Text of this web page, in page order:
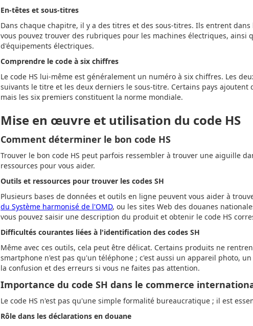
En-têtes et sous-titres
Dans chaque chapitre, il y a des titres et des sous-titres. Ils entrent
vous pouvez trouver des rubriques pour les machines électriques, ainsi
d'équipements électriques.
Comprendre le code à six chiffres
Le code HS lui-même est généralement un numéro à six chiffres. Les
suivants le titre et les deux derniers le sous-titre. Certains pays
mais les six premiers constituent la norme mondiale.
Mise en œuvre et utilisation du code HS
Comment déterminer le bon code HS
Trouver le bon code HS peut parfois ressembler à trouver une aiguille
ressources pour vous aider.
Outils et ressources pour trouver les codes SH
Plusieurs bases de données et outils en ligne peuvent vous aider à
du Système harmonisé de l'OMD, ou les sites Web des douanes
vous pouvez saisir une description du produit et obtenir le code HS
Difficultés courantes liées à l'identification des codes SH
Même avec ces outils, cela peut être délicat. Certains produits ne
smartphone n'est pas qu'un téléphone ; c'est aussi un appareil photo,
la confusion et des erreurs si vous ne faites pas attention.
Importance du code SH dans le commerce
Le code HS n'est pas qu'une simple formalité bureaucratique ; il est
Rôle dans les déclarations en douane